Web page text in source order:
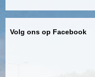
Volg ons op Facebook